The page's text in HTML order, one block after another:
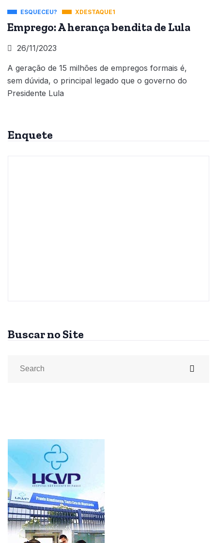
ESQUECEU? XDESTAQUE1
Emprego: A herança bendita de Lula
26/11/2023
A geração de 15 milhões de empregos formais é,
sem dúvida, o principal legado que o governo do
Presidente Lula
Enquete
Buscar no Site